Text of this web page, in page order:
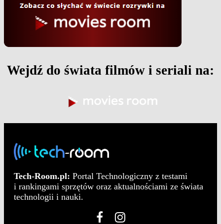
Wejdź do świata filmów i seriali na:
Tech-Room.pl: Portal Technologiczny z testami
i rankingami sprzętów oraz aktualnościami ze świata
technologii i nauki.